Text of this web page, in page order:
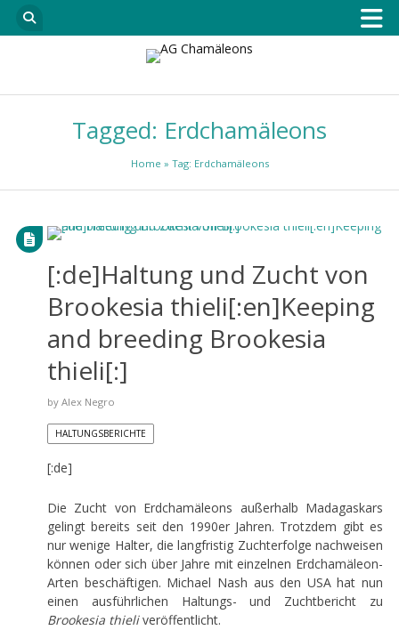
Tagged: Erdchamäleons
Home » Tag: Erdchamäleons
[:de]Haltung und Zucht von
Brookesia thieli[:en]Keeping
and breeding Brookesia
thieli[:]
by Alex Negro
HALTUNGSBERICHTE
[:de]
Die Zucht von Erdchamäleons außerhalb Madagaskars
gelingt bereits seit den 1990er Jahren. Trotzdem gibt es
nur wenige Halter, die langfristig Zuchterfolge nachweisen
können oder sich über Jahre mit einzelnen Erdchamäleon-
Arten beschäftigen. Michael Nash aus den USA hat nun
einen ausführlichen Haltungs- und Zuchtbericht zu
Brookesia thieliveröffentlicht.